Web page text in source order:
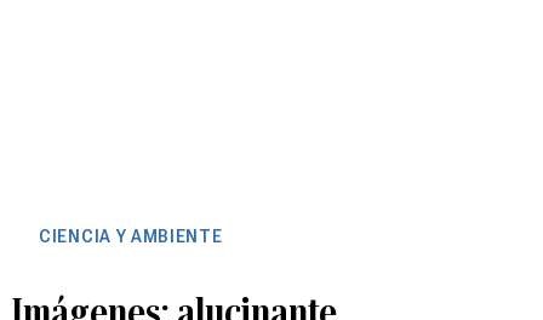
CIENCIA Y AMBIENTE